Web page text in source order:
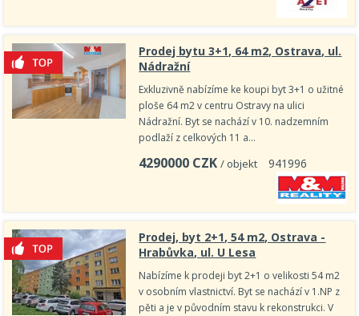
Prodej bytu 3+1, 64 m2, Ostrava, ul.
Nádražní
Exkluzivně nabízíme ke koupi byt 3+1 o užitné
ploše 64 m2 v centru Ostravy na ulici
Nádražní. Byt se nachází v 10. nadzemním
podlaží z celkových 11 a…
4290000 CZK / objekt 941996
Prodej, byt 2+1, 54 m2, Ostrava -
Hrabůvka, ul. U Lesa
Nabízíme k prodeji byt 2+1 o velikosti 54 m2
v osobním vlastnictví. Byt se nachází v 1.NP z
pěti a je v původním stavu k rekonstrukci. V